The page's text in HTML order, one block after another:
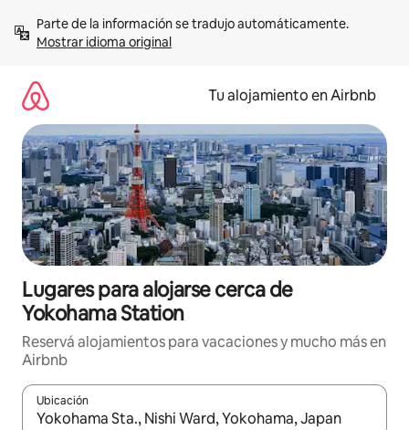
contenidoMostrar idioma original
Tu alojamiento en Airbnb
Lugares para alojarse cerca de
Yokohama Station
Reservá alojamientos para vacaciones y mucho más en
Airbnb
Ubicación
Cuando los resultados estén disponibles, navegá con las